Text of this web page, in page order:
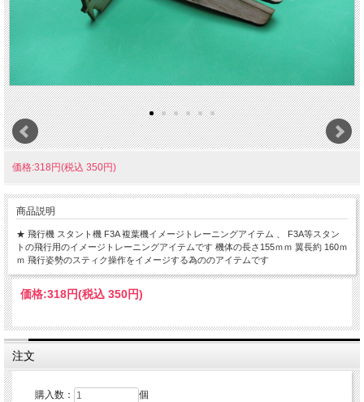
価格:318円(税込 350円)
商品説明
★ 飛行機 スタント機 F3A 複葉機イメージトレーニングアイテム 、 F3A等スタン
トの飛行用のイメージトレーニングアイテムです 機体の長さ155ｍｍ 翼長約 160ｍ
ｍ 飛行姿勢のスティク操作をイメージする為ののアイテムです
価格:318円(税込 350円)
注文
購入数： 個